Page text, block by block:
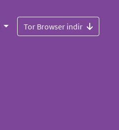
Tor Browser indir